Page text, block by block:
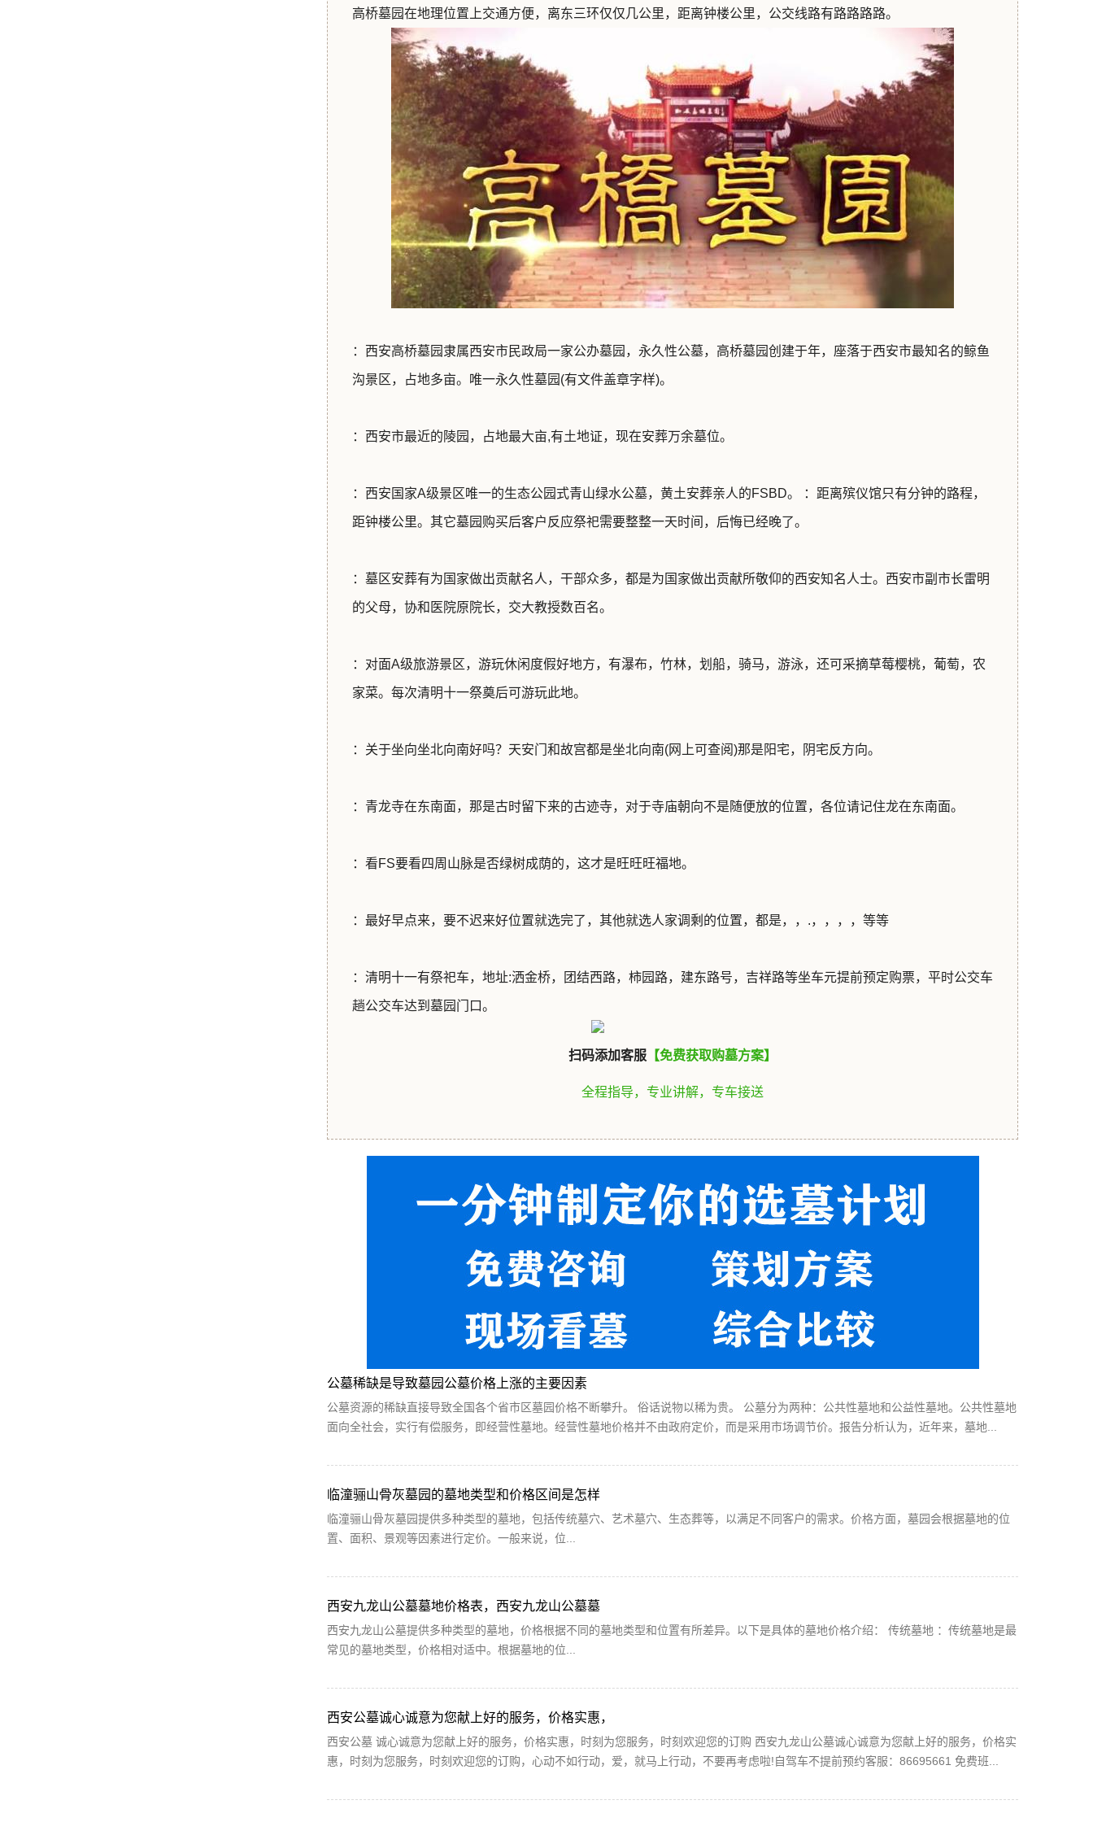
高桥墓园在地理位置上交通方便，离东三环仅仅几公里，距离钟楼公里，公交线路有路路路路。
：西安高桥墓园隶属西安市民政局一家公办墓园，永久性公墓，高桥墓园创建于年，座落于西安市最知名的鲸鱼
沟景区，占地多亩。唯一永久性墓园(有文件盖章字样)。
：西安市最近的陵园，占地最大亩,有土地证，现在安葬万余墓位。
：西安国家A级景区唯一的生态公园式青山绿水公墓，黄土安葬亲人的FSBD。 ：距离殡仪馆只有分钟的路程，
距钟楼公里。其它墓园购买后客户反应祭祀需要整整一天时间，后悔已经晚了。
：墓区安葬有为国家做出贡献名人，干部众多，都是为国家做出贡献所敬仰的西安知名人士。西安市副市长雷明
的父母，协和医院原院长，交大教授数百名。
：对面A级旅游景区，游玩休闲度假好地方，有瀑布，竹林，划船，骑马，游泳，还可采摘草莓樱桃，葡萄，农
家菜。每次清明十一祭奠后可游玩此地。
：关于坐向坐北向南好吗？天安门和故宫都是坐北向南(网上可查阅)那是阳宅，阴宅反方向。
：青龙寺在东南面，那是古时留下来的古迹寺，对于寺庙朝向不是随便放的位置，各位请记住龙在东南面。
：看FS要看四周山脉是否绿树成荫的，这才是旺旺旺福地。
：最好早点来，要不迟来好位置就选完了，其他就选人家调剩的位置，都是，，.，，，，等等
：清明十一有祭祀车，地址:洒金桥，团结西路，柿园路，建东路号，吉祥路等坐车元提前预定购票，平时公交车
趟公交车达到墓园门口。
扫码添加客服 【免费获取购墓方案】
全程指导，专业讲解，专车接送
公墓稀缺是导致墓园公墓价格上涨的主要因素
公墓资源的稀缺直接导致全国各个省市区墓园价格不断攀升。 俗话说物以稀为贵。 公墓分为两种：公共性墓地和公益性墓地。公共性墓地
面向全社会，实行有偿服务，即经营性墓地。经营性墓地价格并不由政府定价，而是采用市场调节价。报告分析认为，近年来，墓地...
临潼骊山骨灰墓园的墓地类型和价格区间是怎样
临潼骊山骨灰墓园提供多种类型的墓地，包括传统墓穴、艺术墓穴、生态葬等，以满足不同客户的需求。价格方面，墓园会根据墓地的位
置、面积、景观等因素进行定价。一般来说，位...
西安九龙山公墓墓地价格表，西安九龙山公墓墓
西安九龙山公墓提供多种类型的墓地，价格根据不同的墓地类型和位置有所差异。以下是具体的墓地价格介绍： 传统墓地 ：传统墓地是最
常见的墓地类型，价格相对适中。根据墓地的位...
西安公墓诚心诚意为您献上好的服务，价格实惠，
西安公墓 诚心诚意为您献上好的服务，价格实惠，时刻为您服务，时刻欢迎您的订购 西安九龙山公墓诚心诚意为您献上好的服务，价格实
惠，时刻为您服务，时刻欢迎您的订购，心动不如行动，爱，就马上行动，不要再考虑啦!自驾车不提前预约客服：86695661 免费班...